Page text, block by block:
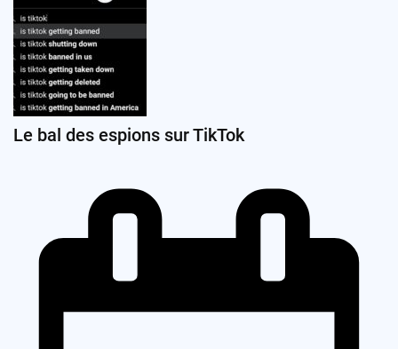
Le bal des espions sur TikTok